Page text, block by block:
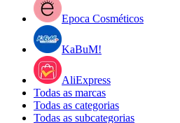
Epoca Cosméticos
KaBuM!
AliExpress
Todas as marcas
Todas as categorias
Todas as subcategorias